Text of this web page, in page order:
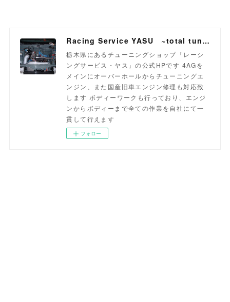
Racing Service YASU ~total tuning proshop~
栃木県にあるチューニングショップ「レーシ
ングサービス・ヤス」の公式HPです 4AGを
メインにオーバーホールからチューニングエ
ンジン、また国産旧車エンジン修理も対応致
します ボディーワークも行っており、エンジ
ンからボディーまで全ての作業を自社にて一
貫して行えます
フォロー